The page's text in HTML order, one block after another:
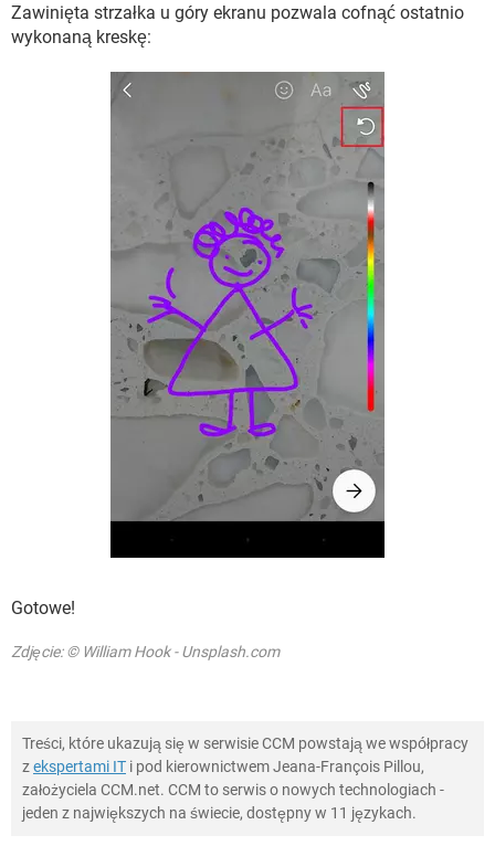
Zawinięta strzałka u góry ekranu pozwala cofnąć ostatnio
wykonaną kreskę:
Gotowe!
Zdjęcie: © William Hook - Unsplash.com
Treści, które ukazują się w serwisie CCM powstają we współpracy
zekspertami IT i pod kierownictwem Jeana-François Pillou,
założyciela CCM.net. CCM to serwis o nowych technologiach -
jeden z największych na świecie, dostępny w 11 językach.